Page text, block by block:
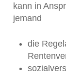
kann in
jemand
die